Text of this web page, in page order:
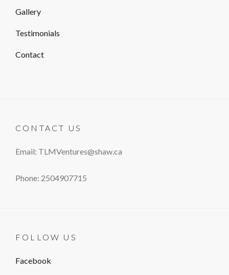
Gallery
Testimonials
Contact
CONTACT US
Email: TLMVentures@shaw.ca
Phone: 2504907715
FOLLOW US
Facebook